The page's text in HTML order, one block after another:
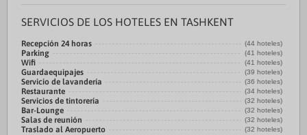
SERVICIOS DE LOS HOTELES EN TASHKENT
Recepción 24 horas (44 hoteles)
Parking (41 hoteles)
Wifi (41 hoteles)
Guardaequipajes (39 hoteles)
Servicio de lavandería (36 hoteles)
Restaurante (34 hoteles)
Servicios de tintorería (32 hoteles)
Bar-Lounge (32 hoteles)
Salas de reunión (32 hoteles)
Traslado al Aeropuerto (32 hoteles)